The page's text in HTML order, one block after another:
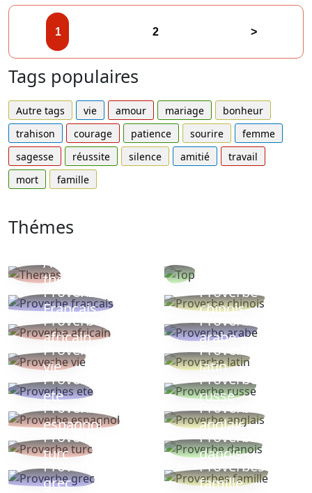
1 2 >
Tags populaires
Autre tags vie amour mariage
bonheur
trahison
courage patience sourire
femme
sagesse
réussite silence amitié
travail
mort
famille
Thémes
Autres
thèmes
Proverbe
Français
Proverbe
chinois
Proverbe
africain
Proverbe
arabe
Proverbe
vie
Proverbe
latin
Proverbes
ete
Proverbe
russe
Proverbe
espagnol
Proverbe
anglais
Proverbe
turc
Proverbe
danois
Proverbe
grec
Proverbes
famille